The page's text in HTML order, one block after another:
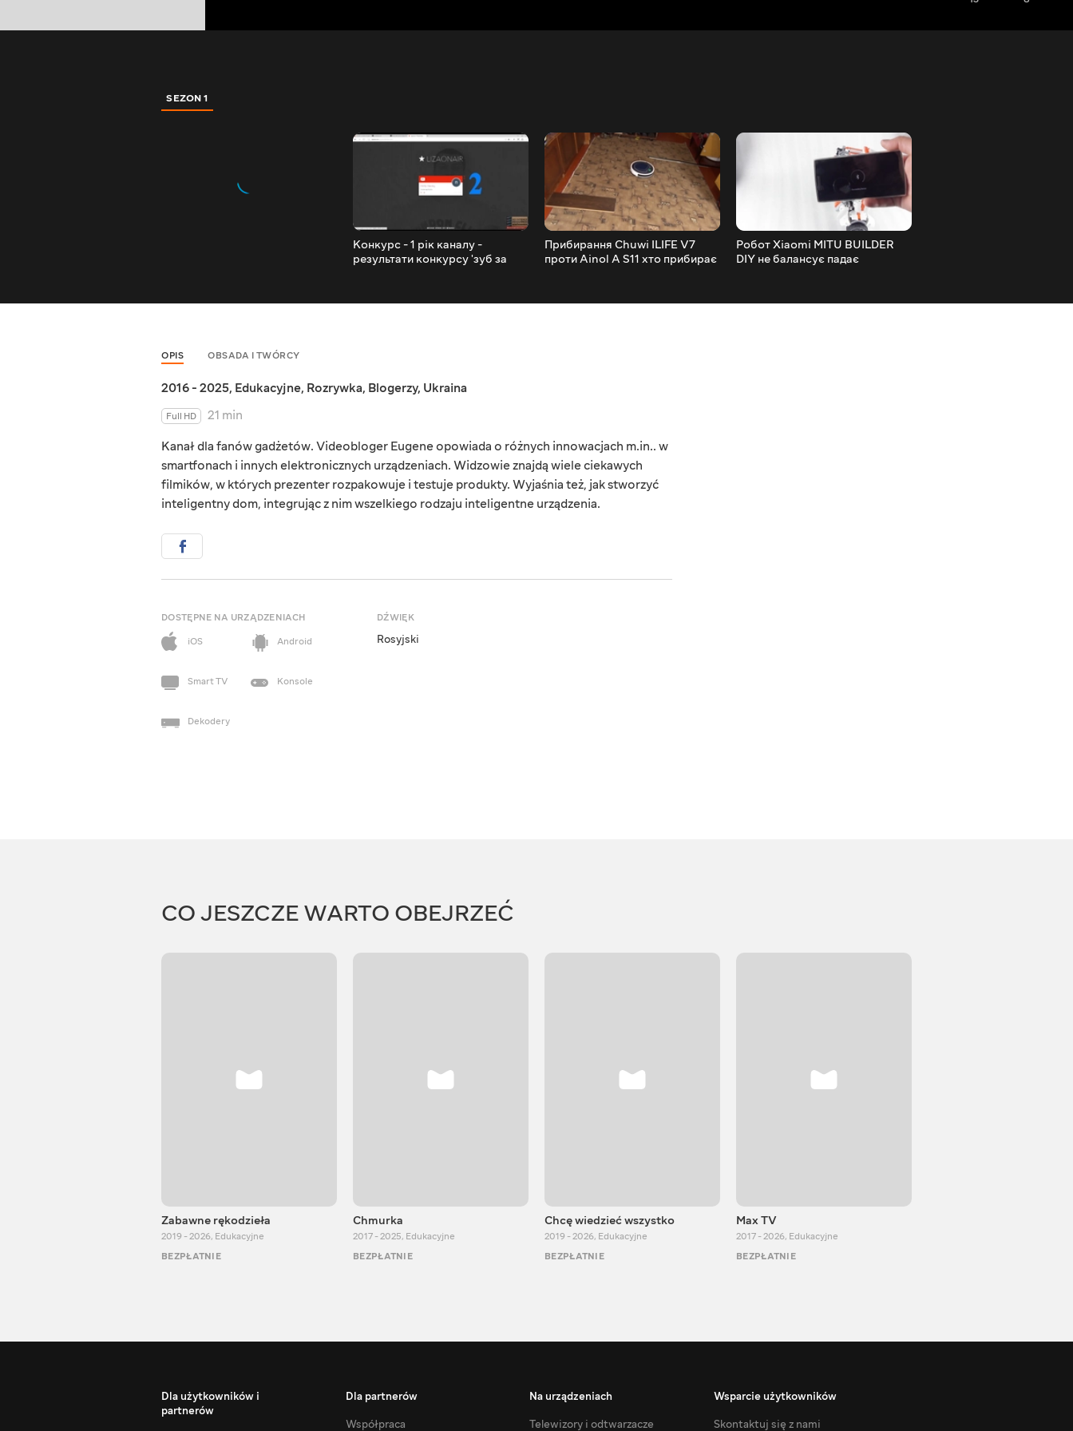
SEZON 1
Конкурс - 1 рік каналу -
результати конкурсу 'зуб за
Прибирання Chuwi ILIFE V7
проти Ainol A S11 хто прибирає
Робот Xiaomi MITU BUILDER
DIY не балансує падає
OPIS OBSADA I TWÓRCY
2016 - 2025, Edukacyjne, Rozrywka, Blogerzy, Ukraina
Full HD
21 min
Kanał dla fanów gadżetów. Videobloger Eugene opowiada o różnych innowacjach m.in.. w
smartfonach i innych elektronicznych urządzeniach. Widzowie znajdą wiele ciekawych
filmików, w których prezenter rozpakowuje i testuje produkty. Wyjaśnia też, jak stworzyć
inteligentny dom, integrując z nim wszelkiego rodzaju inteligentne urządzenia.
DOSTĘPNE NA URZĄDZENIACH
iOS
Android
Smart TV Konsole
Dekodery
DŹWIĘK
Rosyjski
CO JESZCZE WARTO OBEJRZEĆ
Zabawne rękodzieła
2019 - 2026, Edukacyjne
BEZPŁATNIE
Chmurka
2017 - 2025, Edukacyjne
BEZPŁATNIE
Chcę wiedzieć wszystko
2019 - 2026, Edukacyjne
BEZPŁATNIE
Max TV
2017 - 2026, Edukacyjne
BEZPŁATNIE
Dla użytkowników i
partnerów
Dla partnerów
Współpraca
Na urządzeniach
Telewizory i odtwarzacze
Wsparcie użytkowników
Skontaktuj się z nami